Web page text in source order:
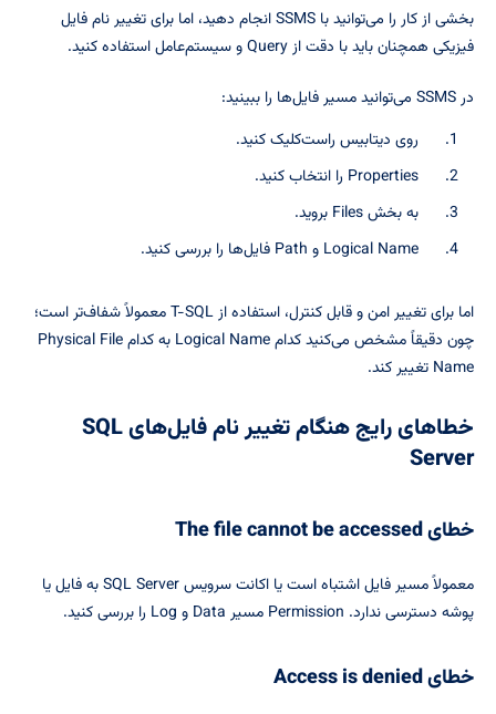
بخشی از کار را می‌توانید با SSMS انجام دهید، اما برای تغییر نام فایل
فیزیکی همچنان باید با دقت از Query و سیستم‌عامل استفاده کنید.
در SSMS می‌توانید مسیر فایل‌ها را ببینید:
روی دیتابیس راست‌کلیک کنید.
Properties را انتخاب کنید.
به بخش Files بروید.
Logical Name و Path فایل‌ها را بررسی کنید.
اما برای تغییر امن و قابل کنترل، استفاده از T-SQL معمولاً شفاف‌تر است؛
چون دقیقاً مشخص می‌کنید کدام Logical Name به کدام Physical File
Name تغییر کند.
خطاهای رایج هنگام تغییر نام فایل‌های SQL
Server
خطای The file cannot be accessed
معمولاً مسیر فایل اشتباه است یا اکانت سرویس SQL Server به فایل یا
پوشه دسترسی ندارد. Permission مسیر Data و Log را بررسی کنید.
خطای Access is denied